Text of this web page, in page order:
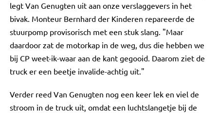
legt Van Genugten uit aan onze verslaggevers in het
bivak. Monteur Bernhard der Kinderen repareerde de
stuurpomp provisorisch met een stuk slang. "Maar
daardoor zat de motorkap in de weg, dus die hebben we
bij CP weet-ik-waar aan de kant gegooid. Daarom ziet de
truck er een beetje invalide-achtig uit."
Verder reed Van Genugten nog een keer lek en viel de
stroom in de truck uit, omdat een luchtslangetje bij de